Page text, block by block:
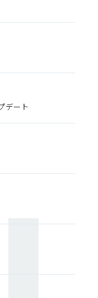
デート